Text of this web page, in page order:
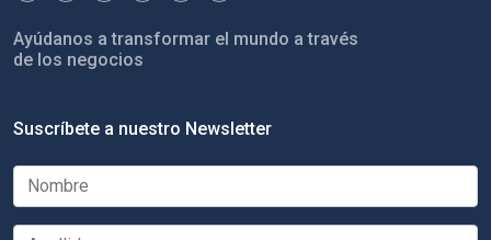
Ayúdanos a transformar el mundo a través
de los negocios
Suscríbete a nuestro Newsletter